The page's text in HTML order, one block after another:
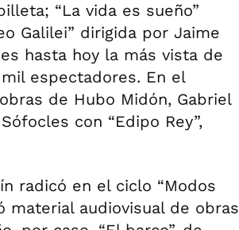
“La vida es sueño”
Galilei” dirigida por Jaime
hasta hoy la más vista de
espectadores. En el
de Hubo Midón, Gabriel
con “Edipo Rey”,
radicó en el ciclo “Modos
material audiovisual de obras